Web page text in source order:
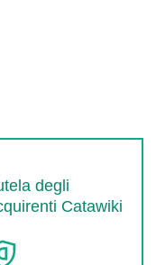
degli
Catawiki